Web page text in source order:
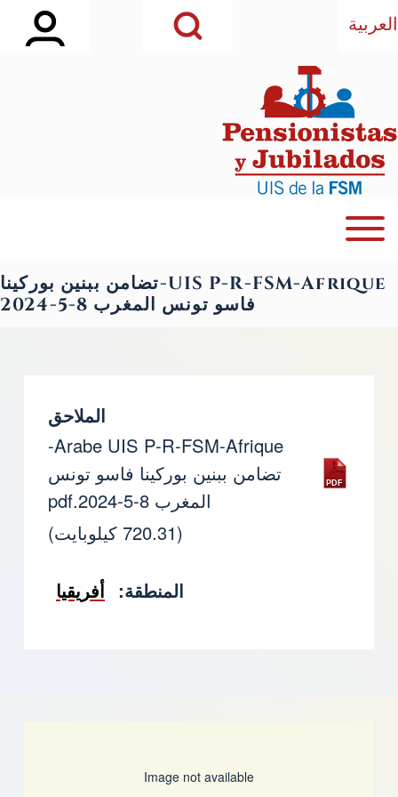
تجاوز إلى المحتوى الرئيسي
Close Search Block
Main MenuOpen Search Block العربية
Navegación principal
Open or Close horizontal Main Menu
UIS P-R-FSM-Afrique-تضامن ببنين بوركينا
فاسو تونس المغرب 8-5-2024
الملاحق
Arabe UIS P-R-FSM-Afrique-
تضامن ببنين بوركينا فاسو تونس
المغرب 8-5-2024.pdf
(720.31 كيلوبايت)
المنطقة أفريقيا
Image not available